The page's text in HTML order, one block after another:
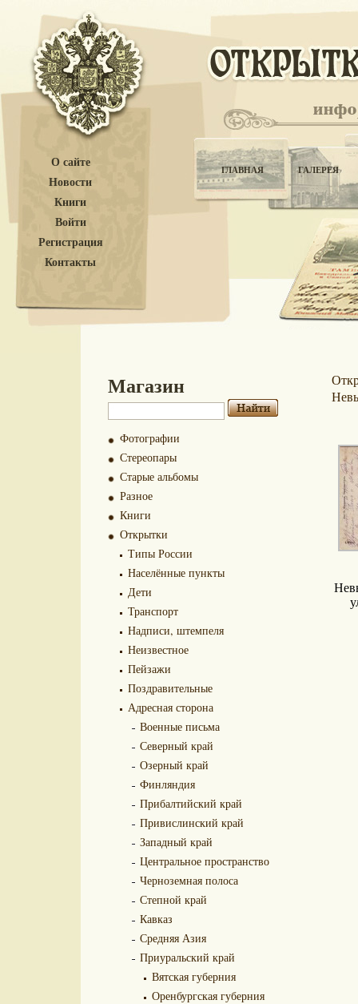
О сайте
Новости
Книги
Войти
Регистрация
Контакты
ГЛАВНАЯ ГАЛЕРЕЯ
Магазин
Фотографии
Стереопары
Старые альбомы
Разное
Книги
Открытки
Типы России
Населённые пункты
Дети
Транспорт
Надписи, штемпеля
Неизвестное
Пейзажи
Поздравительные
Адресная сторона
Военные письма
Северный край
Озерный край
Финляндия
Прибалтийский край
Привислинский край
Западный край
Центральное пространство
Черноземная полоса
Степной край
Кавказ
Средняя Азия
Приуральский край
Вятская губерния
Оренбургская губерния